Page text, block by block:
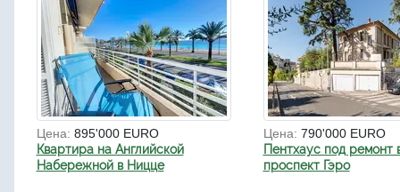
Цена: 895'000 EURO
Квартира на Английской
Набережной в Ницце
Цена: 790'000 EURO
Пентхаус под ремонт
проспект Гэро